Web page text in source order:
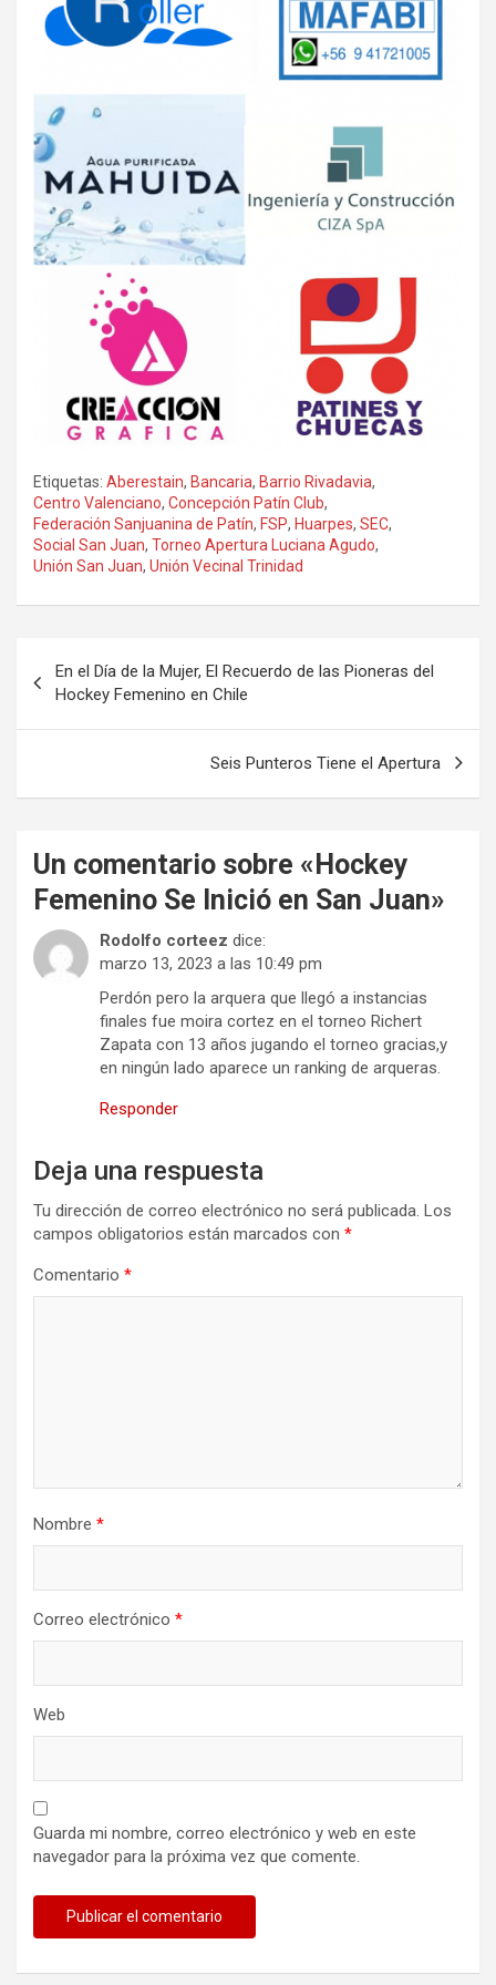
Etiquetas: Aberestain, Bancaria, Barrio Rivadavia,
Centro Valenciano, Concepción Patín Club,
Federación Sanjuanina de Patín, FSP, Huarpes, SEC,
Social San Juan, Torneo Apertura Luciana Agudo,
Unión San Juan, Unión Vecinal Trinidad
de
entradas
En el Día de la Mujer, El Recuerdo de las Pioneras del
Hockey Femenino en Chile
Seis Punteros Tiene el Apertura
Un comentario sobre « Hockey
Femenino Se Inició en San Juan»
Rodolfo corteez dice:
marzo 13, 2023 a las 10:49 pm
Perdón pero la arquera que llegó a instancias
finales fue moira cortez en el torneo Richert
Zapata con 13 años jugando el torneo gracias,y
en ningún lado aparece un ranking de arqueras.
Responder
Deja una respuesta
Tu dirección de correo electrónico no será publicada. Los
campos obligatorios están marcados con *
Comentario *
Nombre *
Correo electrónico *
Web
Guarda mi nombre, correo electrónico y web en este
navegador para la próxima vez que comente.